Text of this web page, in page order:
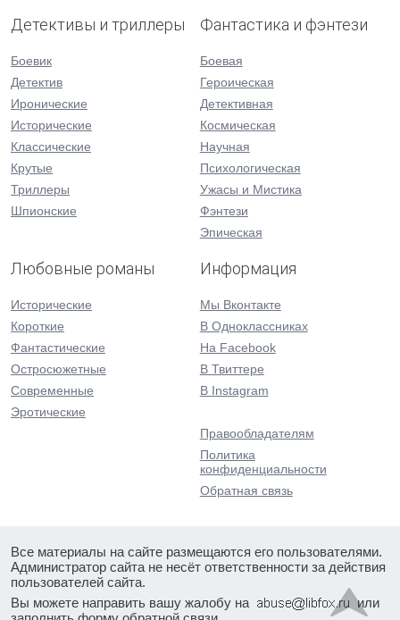
Детективы и триллеры
Боевик
Детектив
Иронические
Исторические
Классические
Крутые
Триллеры
Шпионские
Фантастика и фэнтези
Боевая
Героическая
Детективная
Космическая
Научная
Психологическая
Ужасы и Мистика
Фэнтези
Эпическая
Любовные романы
Исторические
Короткие
Фантастические
Остросюжетные
Современные
Эротические
Информация
Мы Вконтакте
В Одноклассниках
На Facebook
В Твиттере
В Instagram
Правообладателям
Политика
конфиденциальности
Обратная связь
Все материалы на сайте размещаются его пользователями.
Администратор сайта не несёт ответственности за действия
пользователей сайта.
Вы можете направить вашу жалобу на
или